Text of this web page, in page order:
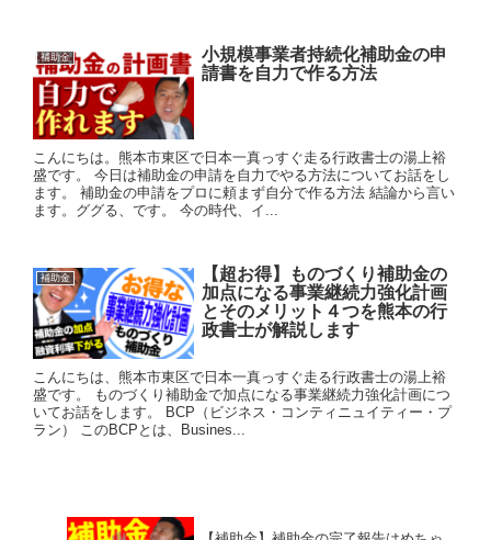
補助金
小規模事業者持続化補助金の申
請書を自力で作る方法
こんにちは。熊本市東区で日本一真っすぐ走る行政書士の湯上裕
盛です。 今日は補助金の申請を自力でやる方法についてお話をし
ます。 補助金の申請をプロに頼まず自分で作る方法 結論から言い
ます。ググる、です。 今の時代、イ...
補助金
【超お得】ものづくり補助金の
加点になる事業継続力強化計画
とそのメリット４つを熊本の行
政書士が解説します
こんにちは、熊本市東区で日本一真っすぐ走る行政書士の湯上裕
盛です。 ものづくり補助金で加点になる事業継続力強化計画につ
いてお話をします。 BCP（ビジネス・コンティニュイティー・プ
ラン） このBCPとは、Busines...